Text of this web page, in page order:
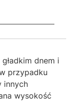
dnem i
przypadku
innych
wysokość